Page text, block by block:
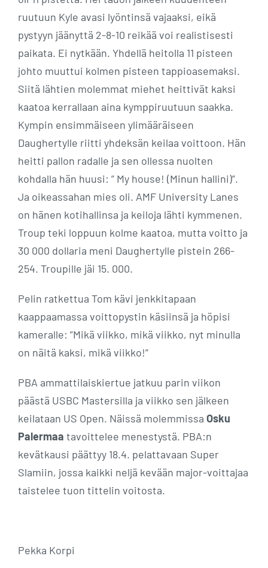
ruutuun Kyle avasi lyöntinsä vajaaksi, eikä
pystyyn jäänyttä 2-8-10 reikää voi realistisesti
paikata. Ei nytkään. Yhdellä heitolla 11 pisteen
johto muuttui kolmen pisteen tappioasemaksi.
Siitä lähtien molemmat miehet heittivät kaksi
kaatoa kerrallaan aina kymppiruutuun saakka.
Kympin ensimmäiseen ylimääräiseen
Daughertylle riitti yhdeksän keilaa voittoon. Hän
heitti pallon radalle ja sen ollessa nuolten
kohdalla hän huusi: ” My house! (Minun hallini)”.
Ja oikeassahan mies oli. AMF University Lanes
on hänen kotihallinsa ja keiloja lähti kymmenen.
Troup teki loppuun kolme kaatoa, mutta voitto ja
30 000 dollaria meni Daughertylle pistein 266-
254. Troupille jäi 15. 000.
Pelin ratkettua Tom kävi jenkkitapaan
kaappaamassa voittopystin käsiinsä ja höpisi
kameralle: ”Mikä viikko, mikä viikko, nyt minulla
on näitä kaksi, mikä viikko!”
PBA ammattilaiskiertue jatkuu parin viikon
päästä USBC Mastersilla ja viikko sen jälkeen
keilataan US Open. Näissä molemmissa Osku
Palermaa tavoittelee menestystä. PBA:n
kevätkausi päättyy 18.4. pelattavaan Super
Slamiin, jossa kaikki neljä kevään major-voittajaa
taistelee tuon tittelin voitosta.
Pekka Korpi